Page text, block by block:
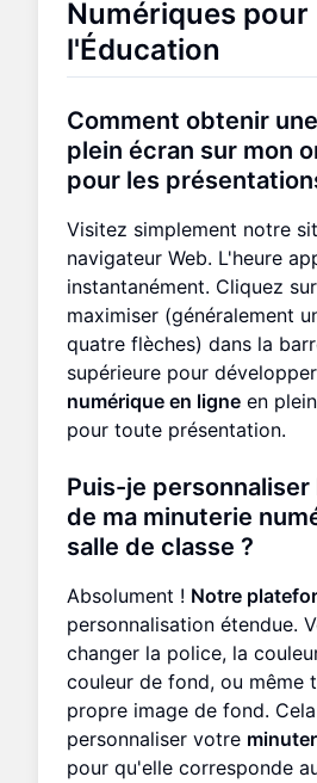
Numériques pour
l'Éducation
Comment obtenir
plein écran sur mon
pour les
Visitez simplement notre
navigateur Web. L'heure
instantanément. Cliquez
maximiser (généralement
quatre flèches) dans la
supérieure pour
numérique en ligne en
pour toute présentation.
Puis-je
de ma minuterie
salle de classe ?
Absolument ! Notre
personnalisation étendue.
changer la police, la
couleur de fond, ou même
propre image de fond.
personnaliser votre
pour qu'elle corresponde